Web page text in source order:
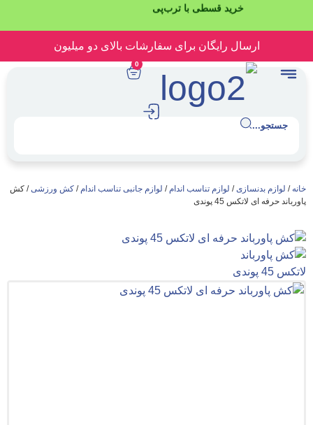
خرید قسطی با ترب‌پی
رایگان برای سفارشات بالای دو میلیون
0
/لوازم تناسب اندام / لوازم جانبی تناسب اندام/کش ورزشی / کش
45 پوندی